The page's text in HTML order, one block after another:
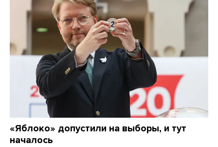
«Яблоко» допустили на выборы, и тут
началось